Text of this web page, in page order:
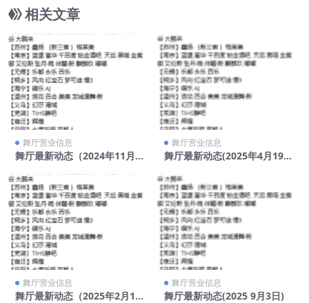
相关文章
舞厅营业信息
舞厅最新动态（2024年11月2
舞厅营业信息
舞厅最新动态(2025年4月19
舞厅营业信息
舞厅最新动态（2025年2月15
舞厅营业信息
舞厅最新动态(2025 9月3日)